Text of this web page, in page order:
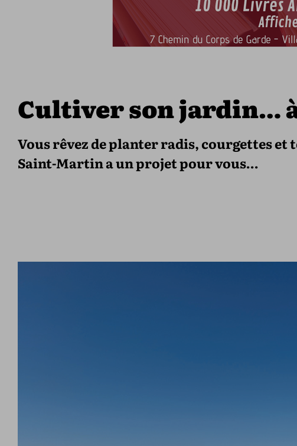
Cultiver son jardin…
Vous rêvez de planter radis, courgettes et
Saint-Martin a un projet pour vous…